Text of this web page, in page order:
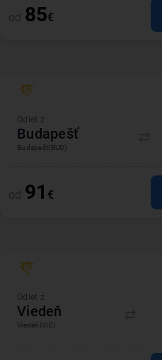
od 85€
Odlet z
Budapešť
Budapešť(BUD)
od 91 €
Odlet z
Viedeň
Viedeň (VIE)